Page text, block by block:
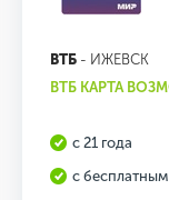
ВТБ - ИЖЕВСК
ВТБ КАРТА
с 21 года
с